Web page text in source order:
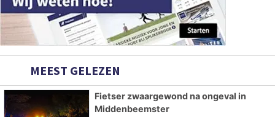
MEEST GELEZEN
Fietser zwaargewond na ongeval in
Middenbeemster